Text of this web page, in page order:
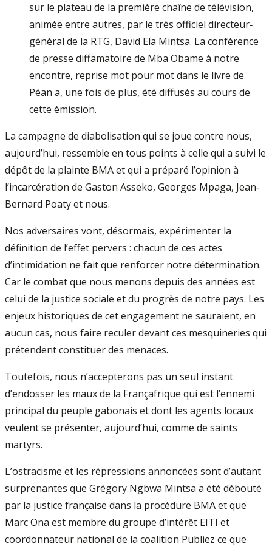
sur le plateau de la première chaîne de télévision,
animée entre autres, par le très officiel directeur‐
général de la RTG, David Ela Mintsa. La conférence
de presse diffamatoire de Mba Obame à notre
encontre, reprise mot pour mot dans le livre de
Péan a, une fois de plus, été diffusés au cours de
cette émission.
La campagne de diabolisation qui se joue contre nous,
aujourd’hui, ressemble en tous points à celle qui a suivi le
dépôt de la plainte BMA et qui a préparé l’opinion à
l’incarcération de Gaston Asseko, Georges Mpaga, Jean‐
Bernard Poaty et nous.
Nos adversaires vont, désormais, expérimenter la
définition de l’effet pervers : chacun de ces actes
d’intimidation ne fait que renforcer notre détermination.
Car le combat que nous menons depuis des années est
celui de la justice sociale et du progrès de notre pays. Les
enjeux historiques de cet engagement ne sauraient, en
aucun cas, nous faire reculer devant ces mesquineries qui
prétendent constituer des menaces.
Toutefois, nous n’accepterons pas un seul instant
d’endosser les maux de la Françafrique qui est l’ennemi
principal du peuple gabonais et dont les agents locaux
veulent se présenter, aujourd’hui, comme de saints
martyrs.
L’ostracisme et les répressions annoncées sont d’autant
surprenantes que Grégory Ngbwa Mintsa a été débouté
par la justice française dans la procédure BMA et que
Marc Ona est membre du groupe d’intérêt EITI et
coordonnateur national de la coalition Publiez ce que